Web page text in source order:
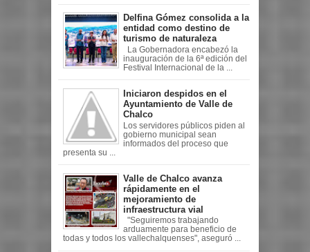
Delfina Gómez consolida a la
entidad como destino de
turismo de naturaleza
La Gobernadora encabezó la
inauguración de la 6ª edición del
Festival Internacional de la ...
Iniciaron despidos en el
Ayuntamiento de Valle de
Chalco
Los servidores públicos piden al
gobierno municipal sean
informados del proceso que
presenta su ...
Valle de Chalco avanza
rápidamente en el
mejoramiento de
infraestructura vial
"Seguiremos trabajando
arduamente para beneficio de
todas y todos los vallechalquenses", aseguró ...